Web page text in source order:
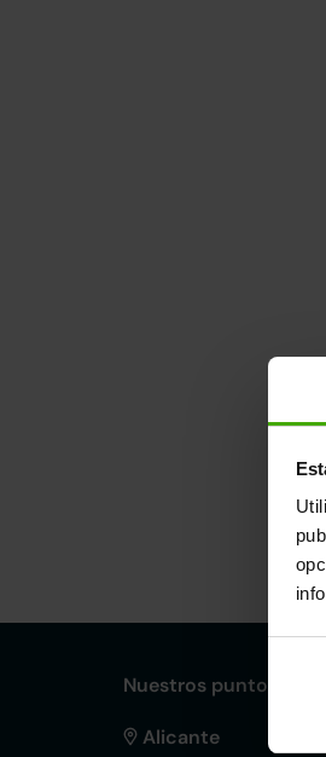
Nuestros puntos de
Alicante